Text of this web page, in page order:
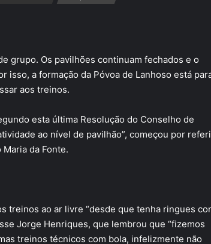
grupo. Os pavilhões continuam fechados e o
a formação da Póvoa de Lanhoso está
aos treinos.
esta última Resolução do Conselho de
ao nível de pavilhão”, começou por
da Fonte.
treinos ao ar livre “desde que tenha ringues
Jorge Henriques, que lembrou que “fizemos
treinos técnicos com bola, infelizmente não